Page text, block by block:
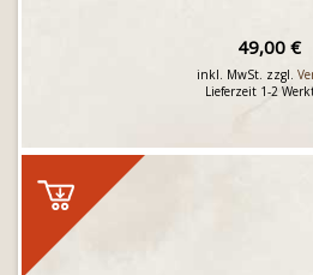
49,00 €
inkl. MwSt. zzgl.
Lieferzeit 1-2